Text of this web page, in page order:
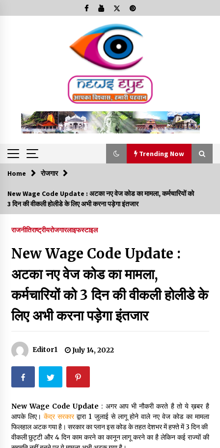
to
Trending Now
Trending Now
Minorities Rights Day : विश्व अल्पसंख्यक अधिकार दिवस
कार्यक्रम में शामिल हुए सीएम,आधुनिक मदरसों का नाम अब्दुल कलाम के नाम
December 18, 2023
Thought Of The Day 7 September
September 7, 2023
Thought Of The Day 6 September
September 6, 2023
May 18, 2022
Thought Of The Day 17 May
May 17, 2022
Thought Of The Day 16 May
May 16, 2022
Home रोजगार
New Wage Code Update : अटका नए वेज कोड का मामला, कर्मचारियों को
3 दिन की वीकली होलीडे के लिए अभी करना पड़ेगा इंतजार
राजनीतिराष्ट्रीयरोजगारलाइफस्टाइल
New Wage Code Update :
अटका नए वेज कोड का मामला,
कर्मचारियों को 3 दिन की वीकली होलीडे के
लिए अभी करना पड़ेगा इंतजार
Editor1 July 14, 2022
New Wage Code Update : अगर आप भी नौकरी करते है तो ये ख़बर है
आपके लिए। केंद्र सरकारद्वारा 1 जुलाई से लागू होने वाले नए वेज कोड का मामला
फिलहाल अटक गया है। सरकार का प्लान इस कोड के तहत देशभर में हफ्ते में 3 द‍िन की ​
वीकली छुट्टी और 4 द‍िन काम करने का कानून लागू करने का है लेकिन कई राज्यों की